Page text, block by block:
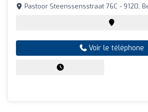
Pastoor Steenssensstraat 76C - 9120,
Voir le téléphone